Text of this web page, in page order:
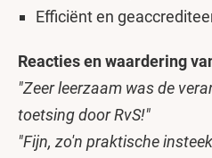
Efficiënt en
Reacties en waardering
"Zeer leerzaam was de
toetsing door RvS!"
"Fijn, zo'n praktische